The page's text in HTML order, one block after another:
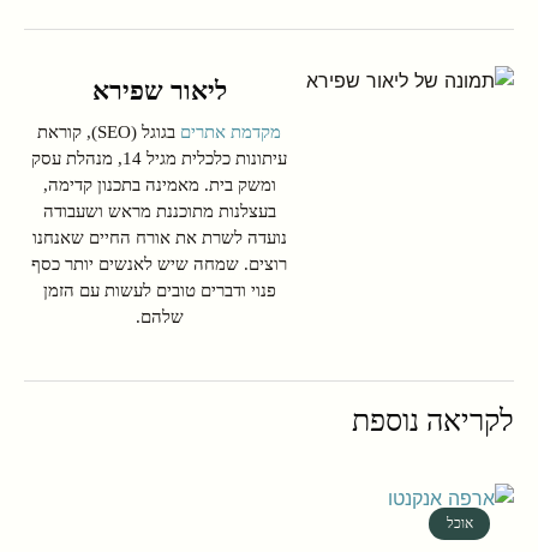
ליאור שפירא
מקדמת אתרים
בגוגל (SEO), קוראת
עיתונות כלכלית מגיל 14, מנהלת עסק
ומשק בית. מאמינה בתכנון קדימה,
בעצלנות מתוכננת מראש ושעבודה
נועדה לשרת את אורח החיים שאנחנו
רוצים. שמחה שיש לאנשים יותר כסף
פנוי ודברים טובים לעשות עם הזמן
שלהם.
לקריאה נוספת
אוכל